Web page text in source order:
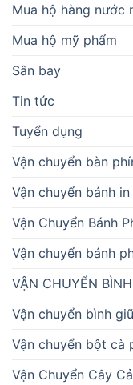
Mua hộ hàng nước
Mua hộ mỹ phẩm
Sân bay
Tin tức
Tuyển dụng
Vận chuyển bàn
Vận chuyển bánh
Vận Chuyển Bánh
Vận chuyển bánh
VẬN CHUYỂN
Vận chuyển bình
Vận chuyển bột cà
Vận Chuyển Cây